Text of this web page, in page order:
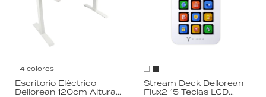
4 colores
Escritorio Eléctrico
Dellorean 120cm Altura
Stream Deck Dellorean
Flux2 15 Teclas LCD